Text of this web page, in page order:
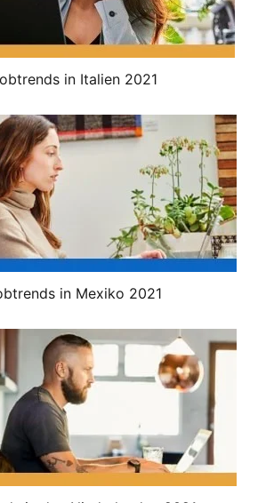
in Italien 2021
in Mexiko 2021